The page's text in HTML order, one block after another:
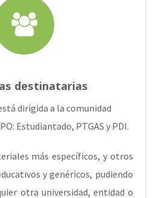
destinatarias
dirigida a la comunidad
Estudiantado, PTGAS y PDI.
más específicos, y otros
y genéricos, pudiendo
otra universidad, entidad o